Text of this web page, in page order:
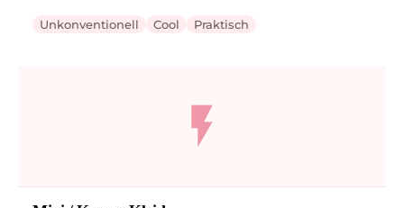
Unkonventionell Cool Praktisch
flash_on